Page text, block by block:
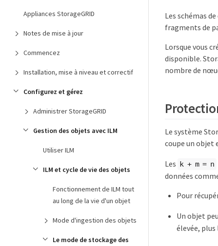
Appliances StorageGRID
Notes de mise à jour
Commencez
Installation, mise à niveau et correctif
Configurez et gérez
Administrer StorageGRID
Gestion des objets avec ILM
Utiliser ILM
ILM et cycle de vie des objets
Fonctionnement de ILM tout
au long de la vie d'un objet
Mode d'ingestion des objets
Le mode de stockage des
Les schémas
fragments de
Lorsque vous
disponible.
nombre de
Le système
coupe un objet
Les k + m = n
données
Pour
Un objet
élevée, plus